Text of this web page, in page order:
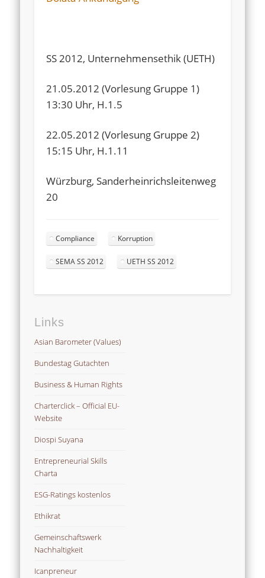
SS 2012, Unternehmensethik (UETH)
21.05.2012 (Vorlesung Gruppe 1)
13:30 Uhr, H.1.5
22.05.2012 (Vorlesung Gruppe 2)
15:15 Uhr, H.1.11
Würzburg, Sanderheinrichsleitenweg
20
Compliance Korruption
SEMA SS 2012 UETH SS 2012
Links
Asian Barometer (Values)
Bundestag Gutachten
Business & Human Rights
Charterclick – Official EU-
Website
Diospi Suyana
Entrepreneurial Skills
Charta
ESG-Ratings kostenlos
Ethikrat
Gemeinschaftswerk
Nachhaltigkeit
Icanpreneur